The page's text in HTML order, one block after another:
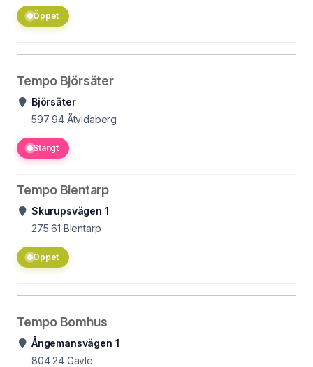
Öppet
Tempo Björsäter
Björsäter
597 94 Åtvidaberg
Stängt
Tempo Blentarp
Skurupsvägen 1
275 61 Blentarp
Öppet
Tempo Bomhus
Ångemansvägen 1
804 24 Gävle